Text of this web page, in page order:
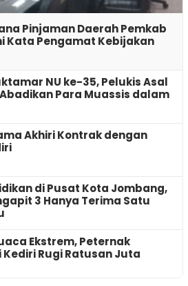
Pinjaman Daerah Pemkab
Kata Pengamat Kebijakan
NU ke-35, Pelukis Asal
Para Muassis dalam
Akhiri Kontrak dengan
di Pusat Kota Jombang,
3 Hanya Terima Satu
Ekstrem, Peternak
Kediri Rugi Ratusan Juta